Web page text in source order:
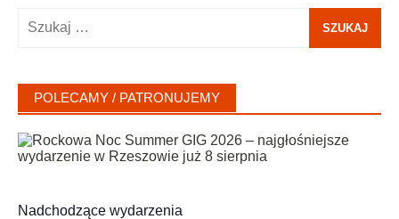
POLECAMY / PATRONUJEMY
Nadchodzące wydarzenia